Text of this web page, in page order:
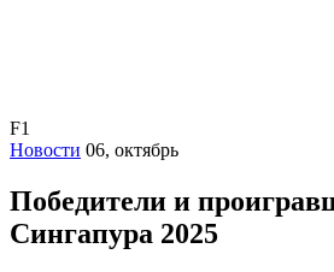
F1
Новости 06, октябрь
Победители и
Сингапура 2025